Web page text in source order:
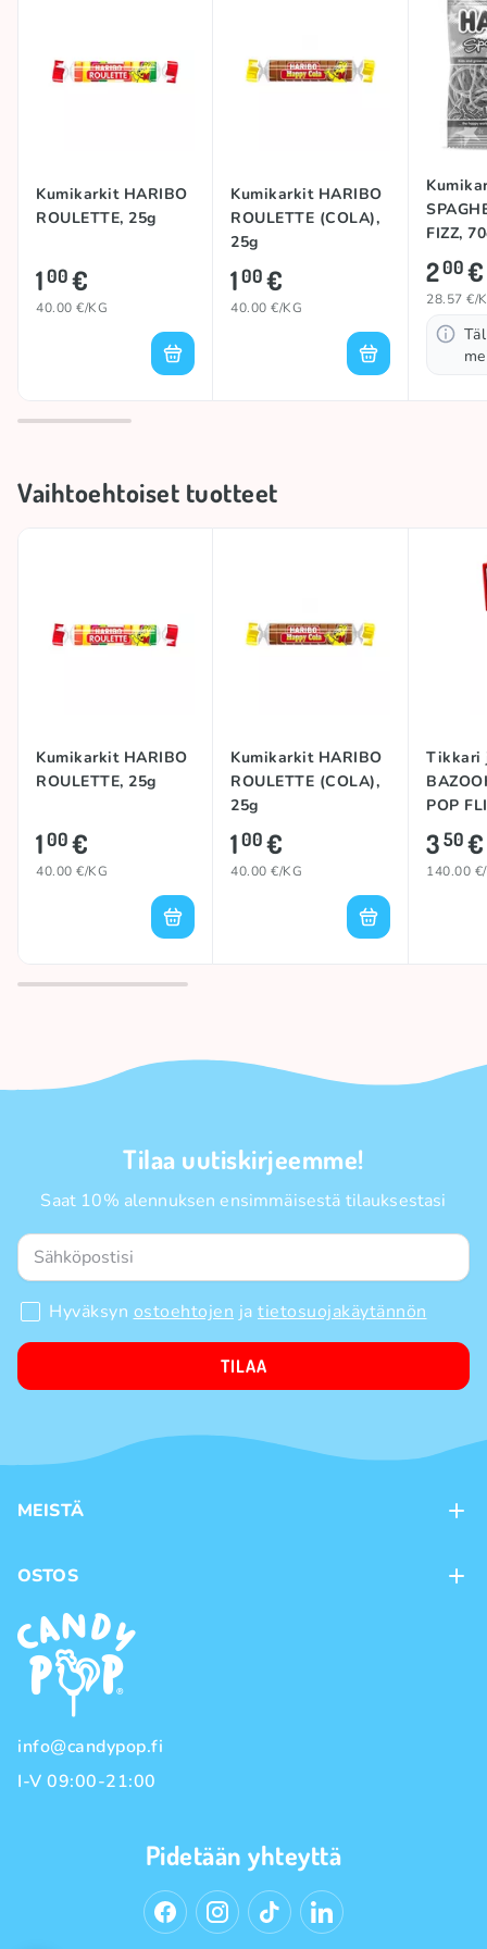
Kumikarkit HARIBO
ROULETTE, 25g
100€
40.00 €/KG
Kumikarkit HARIBO
ROULETTE (COLA),
25g
100€
40.00 €/KG
FIZZ,
200€
28.57 €/
Vaihtoehtoiset tuotteet
Kumikarkit HARIBO
ROULETTE, 25g
100€
40.00 €/KG
Kumikarkit HARIBO
ROULETTE (COLA),
25g
100€
40.00 €/KG
Tikkari
POP
25g
350€
140.00
Tilaa uutiskirjeemme!
Saat 10% alennuksen ensimmäisestä tilauksestasi
Hyväksyn ostoehtojen ja tietosuojakäytännön
TILAA
MEISTÄ
Kanta-asiakasohjelma
Tuotemerkit
OSTOS
Maksutavat
Toimitustavat
Käyttöehdot
Tietosuojakäytäntö
info@candypop.fi
I-V 09:00-21:00
Pidetään yhteyttä